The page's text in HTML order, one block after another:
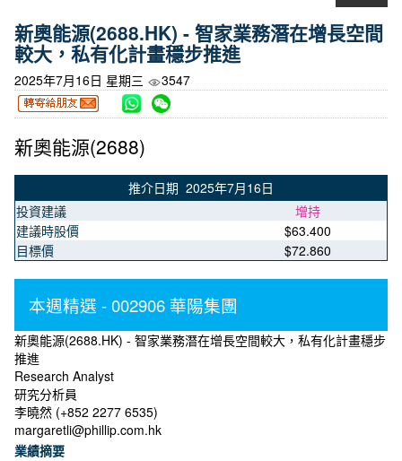
新奧能源(2688.HK) - 智家業務潛在增長空間
較大，私有化計畫穩步推進
2025年7月16日 星期三 3547
新奧能源(2688)
推介日期 2025年7月16日
投資建議
增持
建議時股價
$63.400
目標價
$72.860
本週精選 - 002906 華陽集團
新奧能源(2688.HK) - 智家業務潛在增長空間較大，私有化計畫穩步
推進
Research Analyst
研究分析員
李曉然 (+852 2277 6535)
margaretli@phillip.com.hk
業績摘要